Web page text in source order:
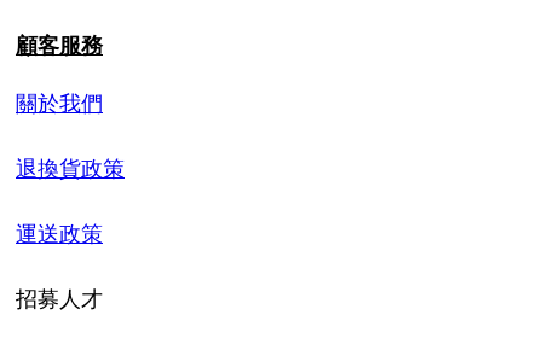
顧客服務
關於我們
退換貨政策
運送政策
招募人才